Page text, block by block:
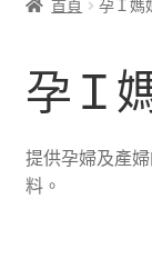
膳Ｉ養生藥膳
孕Ｉ月子系列
首頁 孕Ｉ媽
孕Ｉ
提供孕婦及產
料。